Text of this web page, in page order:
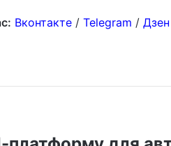
Вконтакте/ Telegram /